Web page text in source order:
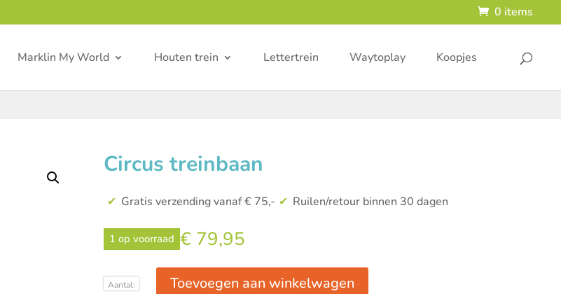
0 items
Marklin My World Houten trein Lettertrein Waytoplay Koopjes
Circus treinbaan
Gratis verzending vanaf € 75,- Ruilen/retour binnen 30 dagen
1 op voorraad € 79,95
Toevoegen aan winkelwagen